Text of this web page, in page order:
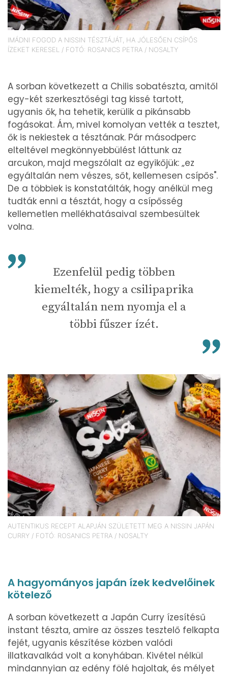
IMÁDNI FOGOD A NISSIN TÉSZTÁJÁT, HA JÓLESŐEN CSÍPŐS
ÍZEKET KERESEL / FOTÓ: ROSANICS PETRA / NOSALTY
A sorban következett a Chilis sobatészta, amitől
egy-két szerkesztőségi tag kissé tartott,
ugyanis ők, ha tehetik, kerülik a pikánsabb
fogásokat. Ám, mivel komolyan vették a tesztet,
ők is nekiestek a tésztának. Pár másodperc
elteltével megkönnyebbülést láttunk az
arcukon, majd megszólalt az egyikőjük: „ez
egyáltalán nem vészes, sőt, kellemesen csípős".
De a többiek is konstatálták, hogy anélkül meg
tudták enni a tésztát, hogy a csípősség
kellemetlen mellékhatásaival szembesültek
volna.
Ezenfelül pedig többen
kiemelték, hogy a csilipaprika
egyáltalán nem nyomja el a
többi fűszer ízét.
AUTENTIKUS RECEPT ALAPJÁN SZÜLETETT MEG A NISSIN JAPÁN
CURRY / FOTÓ: ROSANICS PETRA / NOSALTY
A hagyományos japán ízek kedvelőinek
kötelező
A sorban következett a Japán Curry ízesítésű
instant tészta, amire az összes tesztelő felkapta
fejét, ugyanis készítése közben valódi
illatkavalkád volt a konyhában. Kivétel nélkül
mindannyian az edény fölé hajoltak, és mélyet